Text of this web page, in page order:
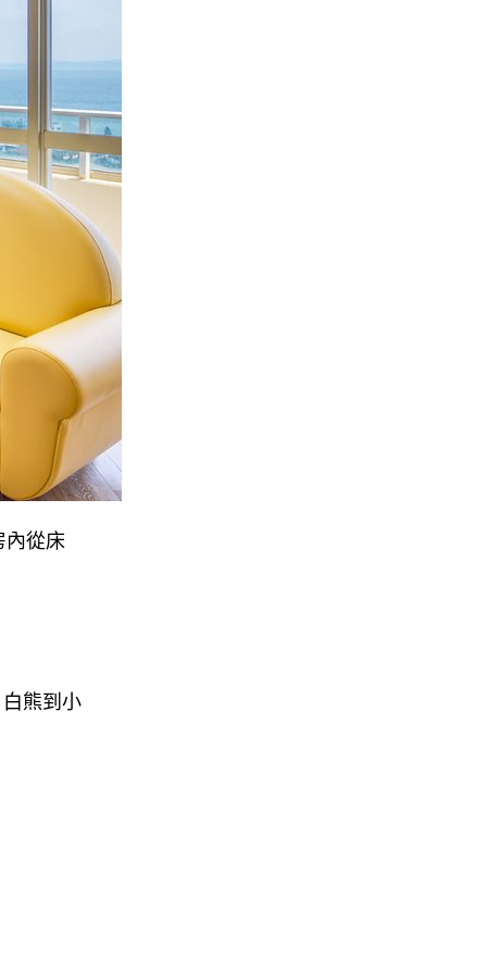
內從床
熊到小